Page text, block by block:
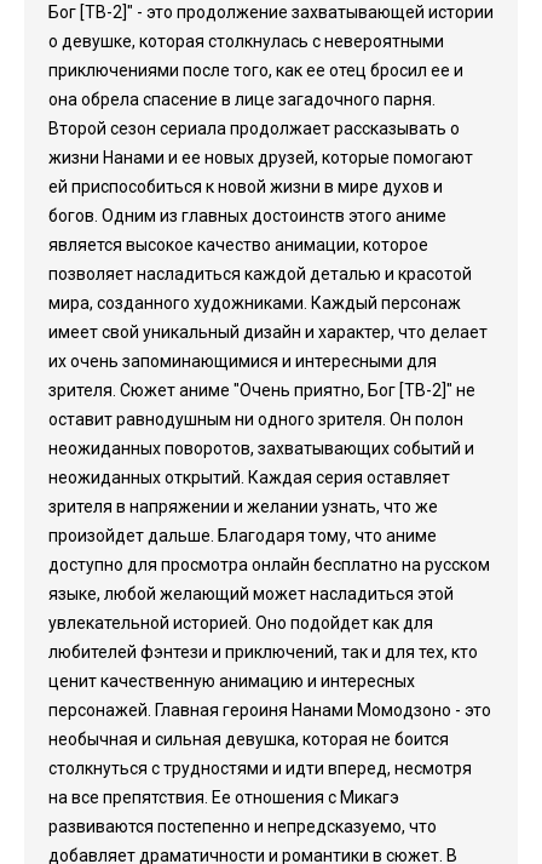
Бог [ТВ-2]" - это продолжение захватывающей истории
о девушке, которая столкнулась с невероятными
приключениями после того, как ее отец бросил ее и
она обрела спасение в лице загадочного парня.
Второй сезон сериала продолжает рассказывать о
жизни Нанами и ее новых друзей, которые помогают
ей приспособиться к новой жизни в мире духов и
богов. Одним из главных достоинств этого аниме
является высокое качество анимации, которое
позволяет насладиться каждой деталью и красотой
мира, созданного художниками. Каждый персонаж
имеет свой уникальный дизайн и характер, что делает
их очень запоминающимися и интересными для
зрителя. Сюжет аниме "Очень приятно, Бог [ТВ-2]" не
оставит равнодушным ни одного зрителя. Он полон
неожиданных поворотов, захватывающих событий и
неожиданных открытий. Каждая серия оставляет
зрителя в напряжении и желании узнать, что же
произойдет дальше. Благодаря тому, что аниме
доступно для просмотра онлайн бесплатно на русском
языке, любой желающий может насладиться этой
увлекательной историей. Оно подойдет как для
любителей фэнтези и приключений, так и для тех, кто
ценит качественную анимацию и интересных
персонажей. Главная героиня Нанами Момодзоно - это
необычная и сильная девушка, которая не боится
столкнуться с трудностями и идти вперед, несмотря
на все препятствия. Ее отношения с Микагэ
развиваются постепенно и непредсказуемо, что
добавляет драматичности и романтики в сюжет. В